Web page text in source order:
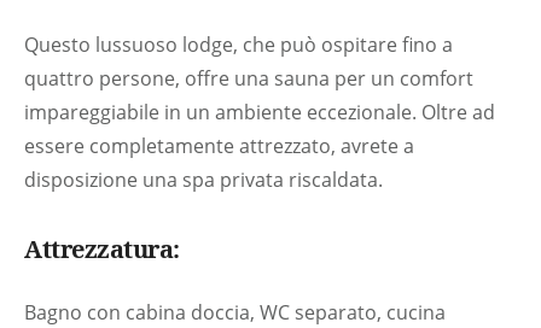
Questo lussuoso lodge, che può ospitare fino a
quattro persone, offre una sauna per un comfort
impareggiabile in un ambiente eccezionale. Oltre ad
essere completamente attrezzato, avrete a
disposizione una spa privata riscaldata.
Attrezzatura:
Bagno con cabina doccia, WC separato, cucina